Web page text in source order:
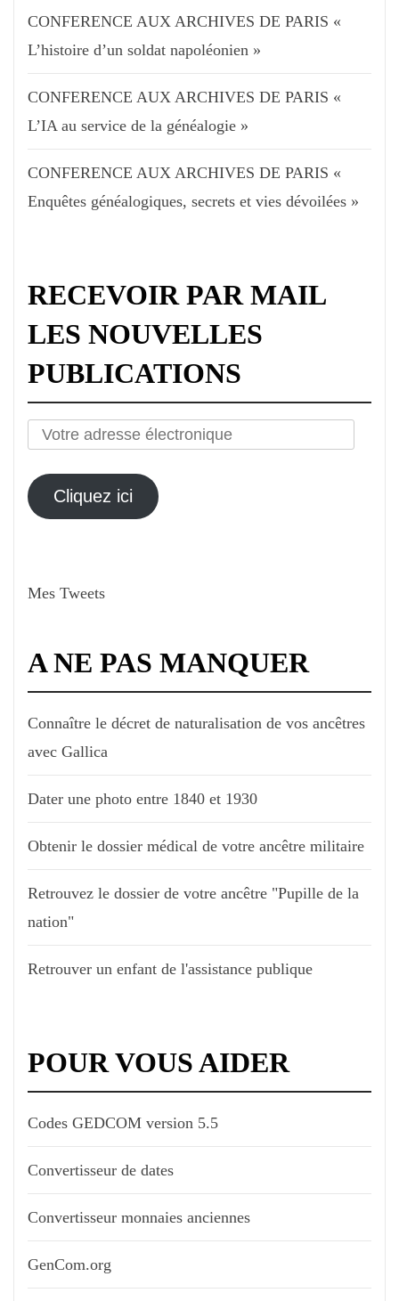
CONFERENCE AUX ARCHIVES DE PARIS «
L’histoire d’un soldat napoléonien »
CONFERENCE AUX ARCHIVES DE PARIS «
L’IA au service de la généalogie »
CONFERENCE AUX ARCHIVES DE PARIS «
Enquêtes généalogiques, secrets et vies dévoilées »
RECEVOIR PAR MAIL
LES NOUVELLES
PUBLICATIONS
Votre
électronique
Cliquez ici
Mes Tweets
A NE PAS MANQUER
Connaître le décret de naturalisation de vos ancêtres
avec Gallica
Dater une photo entre 1840 et 1930
Obtenir le dossier médical de votre ancêtre militaire
Retrouvez le dossier de votre ancêtre "Pupille de la
nation"
Retrouver un enfant de l'assistance publique
POUR VOUS AIDER
Codes GEDCOM version 5.5
Convertisseur de dates
Convertisseur monnaies anciennes
GenCom.org